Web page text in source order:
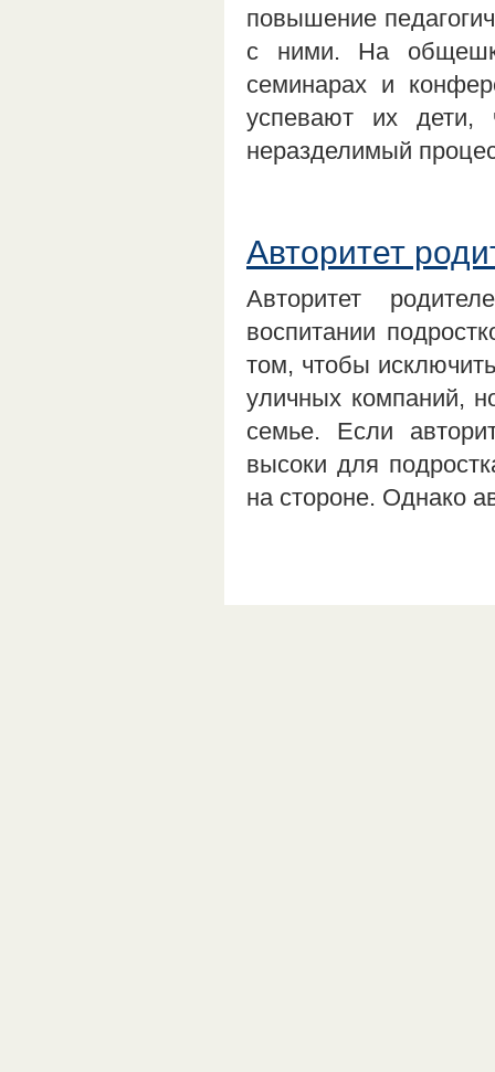
повышение
с ними. На
семинарах и
успевают их
неразделимый
Авторитет
Авторитет
воспитании
том, чтобы
уличных компаний,
семье. Если
высоки для
на стороне. Однако